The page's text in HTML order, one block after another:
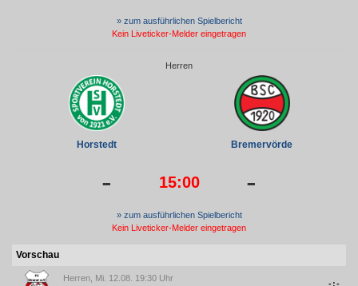
» zum ausführlichen Spielbericht
Kein Liveticker-Melder eingetragen
Herren
Horstedt Bremervörde
- 15:00 -
» zum ausführlichen Spielbericht
Kein Liveticker-Melder eingetragen
Vorschau
Herren, Mi. 12.08. 19:30 Uhr
-:-